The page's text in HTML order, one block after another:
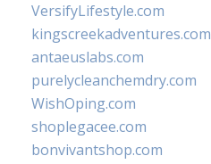
VersifyLifestyle.com
kingscreekadventures.com
antaeuslabs.com
purelycleanchemdry.com
WishOping.com
shoplegacee.com
bonvivantshop.com